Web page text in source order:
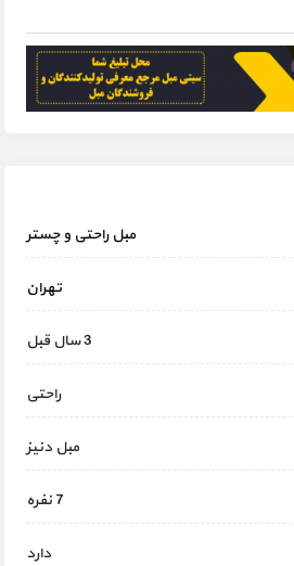
مبل راحتی و چستر
تهران
3 سال قبل
راحتی
مبل دنیز
7 نفره
دارد